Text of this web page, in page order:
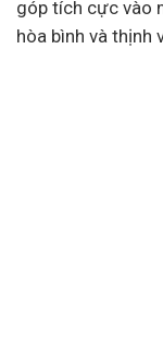
góp tích cực vào
hòa bình và thịnh